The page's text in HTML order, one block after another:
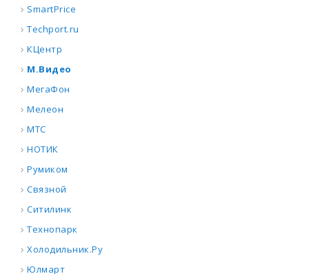
SmartPrice
Techport.ru
КЦентр
М.Видео
МегаФон
Мелеон
МТС
НОТИК
Румиком
Связной
Ситилинк
Технопарк
Холодильник.Ру
Юлмарт